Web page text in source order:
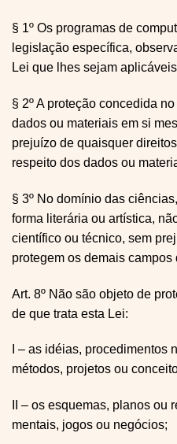
§ 1º Os programas de
legislação específica,
Lei que lhes sejam
§ 2º A proteção concedida
dados ou materiais em si
prejuízo de quaisquer
respeito dos dados ou
§ 3º No domínio das
forma literária ou artística,
científico ou técnico, sem
protegem os demais
Art. 8º Não são objeto de
de que trata esta Lei:
I – as idéias, procedimentos
métodos, projetos ou
II – os esquemas, planos ou
mentais, jogos ou negócios;